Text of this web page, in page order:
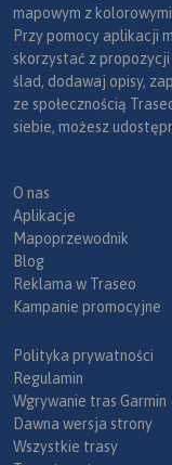
mapowym z
Przy pomocy aplikacji
skorzystać z
ślad, dodawaj opisy,
ze społecznością
siebie, możesz
O nas
Aplikacje
Mapoprzewodnik
Blog
Reklama w Traseo
Kampanie promocyjne
Polityka prywatności
Regulamin
Wgrywanie tras Garmin
Dawna wersja strony
Wszystkie trasy